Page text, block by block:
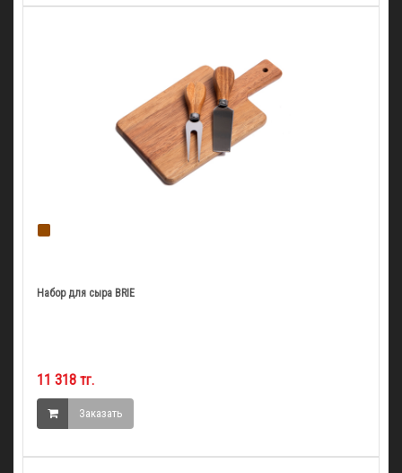
Набор для сыра BRIE
11 318 тг.
Заказать